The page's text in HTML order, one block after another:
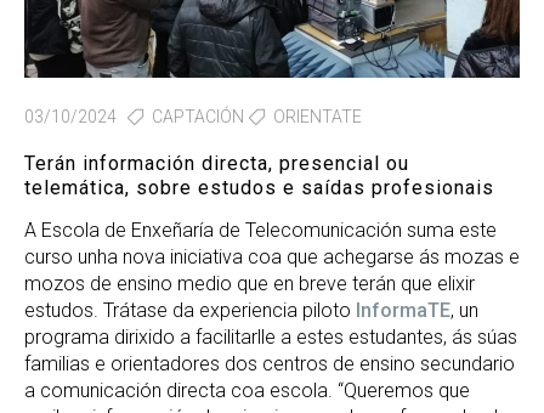
03/10/2024 CAPTACIÓN ORIENTATE
Terán información directa, presencial ou
telemática, sobre estudos e saídas profesionais
A Escola de Enxeñaría de Telecomunicación suma este
curso unha nova iniciativa coa que achegarse ás mozas e
mozos de ensino medio que en breve terán que elixir
estudos. Trátase da experiencia piloto InformaTE, un
programa dirixido a facilitarlle a estes estudantes, ás súas
familias e orientadores dos centros de ensino secundario
a comunicación directa coa escola. “Queremos que